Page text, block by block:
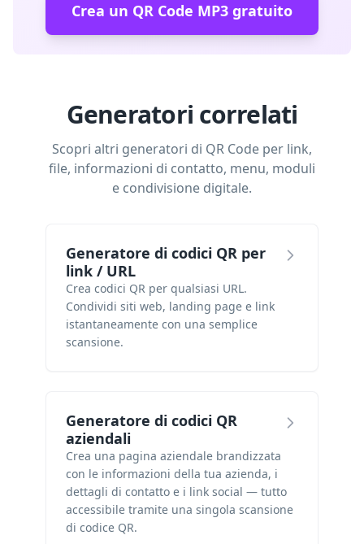
Crea un QR Code MP3 gratuito
Generatori correlati
Scopri altri generatori di QR Code per link,
file, informazioni di contatto, menu, moduli
e condivisione digitale.
Generatore di codici QR per
link / URL
Crea codici QR per qualsiasi URL.
Condividi siti web, landing page e link
istantaneamente con una semplice
scansione.
Generatore di codici QR
aziendali
Crea una pagina aziendale brandizzata
con le informazioni della tua azienda, i
dettagli di contatto e i link social — tutto
accessibile tramite una singola scansione
di codice QR.